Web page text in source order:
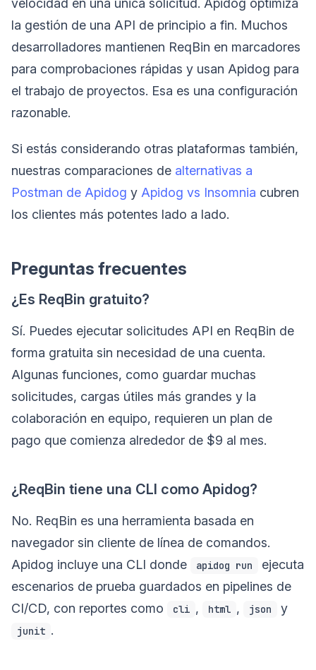
velocidad en una única solicitud. Apidog optimiza
la gestión de una API de principio a fin. Muchos
desarrolladores mantienen ReqBin en marcadores
para comprobaciones rápidas y usan Apidog para
el trabajo de proyectos. Esa es una configuración
razonable.
Si estás considerando otras plataformas también,
nuestras comparaciones de alternativas a
Postman de Apidog y Apidog vs Insomnia cubren
los clientes más potentes lado a lado.
Preguntas frecuentes
¿Es ReqBin gratuito?
Sí. Puedes ejecutar solicitudes API en ReqBin de
forma gratuita sin necesidad de una cuenta.
Algunas funciones, como guardar muchas
solicitudes, cargas útiles más grandes y la
colaboración en equipo, requieren un plan de
pago que comienza alrededor de $9 al mes.
¿ReqBin tiene una CLI como Apidog?
No. ReqBin es una herramienta basada en
navegador sin cliente de línea de comandos.
Apidog incluye una CLI donde
apidog run
ejecuta
escenarios de prueba guardados en pipelines de
CI/CD, con reportes como
cli , html , json y
junit .